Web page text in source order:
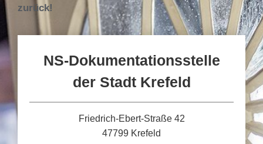
zurück!
NS-Dokumentationsstelle
der Stadt Krefeld
Friedrich-Ebert-Straße 42
47799 Krefeld